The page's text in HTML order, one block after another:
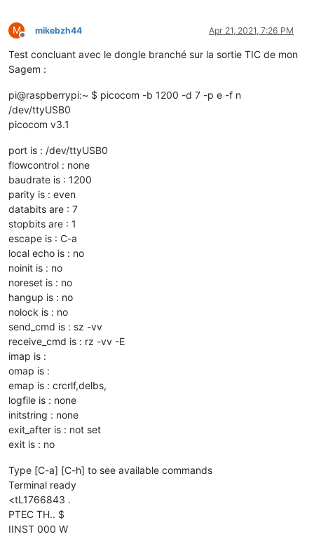
M
Offline
mikebzh44 Apr 21, 2021, 7:26 PM
Test concluant avec le dongle branché sur la sortie TIC de mon
Sagem :
pi@raspberrypi:~ $ picocom -b 1200 -d 7 -p e -f n
/dev/ttyUSB0
picocom v3.1
port is : /dev/ttyUSB0
flowcontrol : none
baudrate is : 1200
parity is : even
databits are : 7
stopbits are : 1
escape is : C-a
local echo is : no
noinit is : no
noreset is : no
hangup is : no
nolock is : no
send_cmd is : sz -vv
receive_cmd is : rz -vv -E
imap is :
omap is :
emap is : crcrlf,delbs,
logfile is : none
initstring : none
exit_after is : not set
exit is : no
Type [C-a] [C-h] to see available commands
Terminal ready
<tL1766843 .
PTEC TH.. $
IINST 000 W